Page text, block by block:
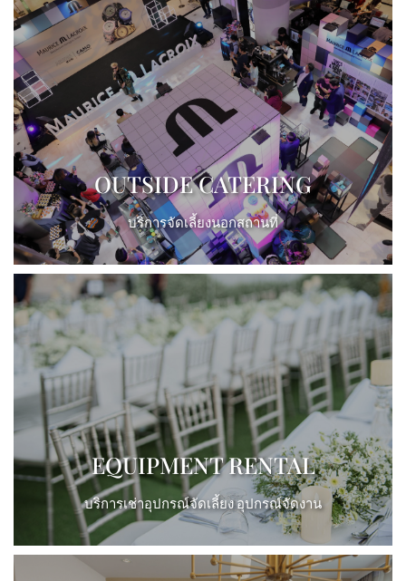
OUTSIDE CATERING
บริการจัดเลี้ยงนอกสถานที่
View More
EQUIPMENT RENTAL
บริการเช่าอุปกรณ์จัดเลี้ยง อุปกรณ์จัดงาน
View More